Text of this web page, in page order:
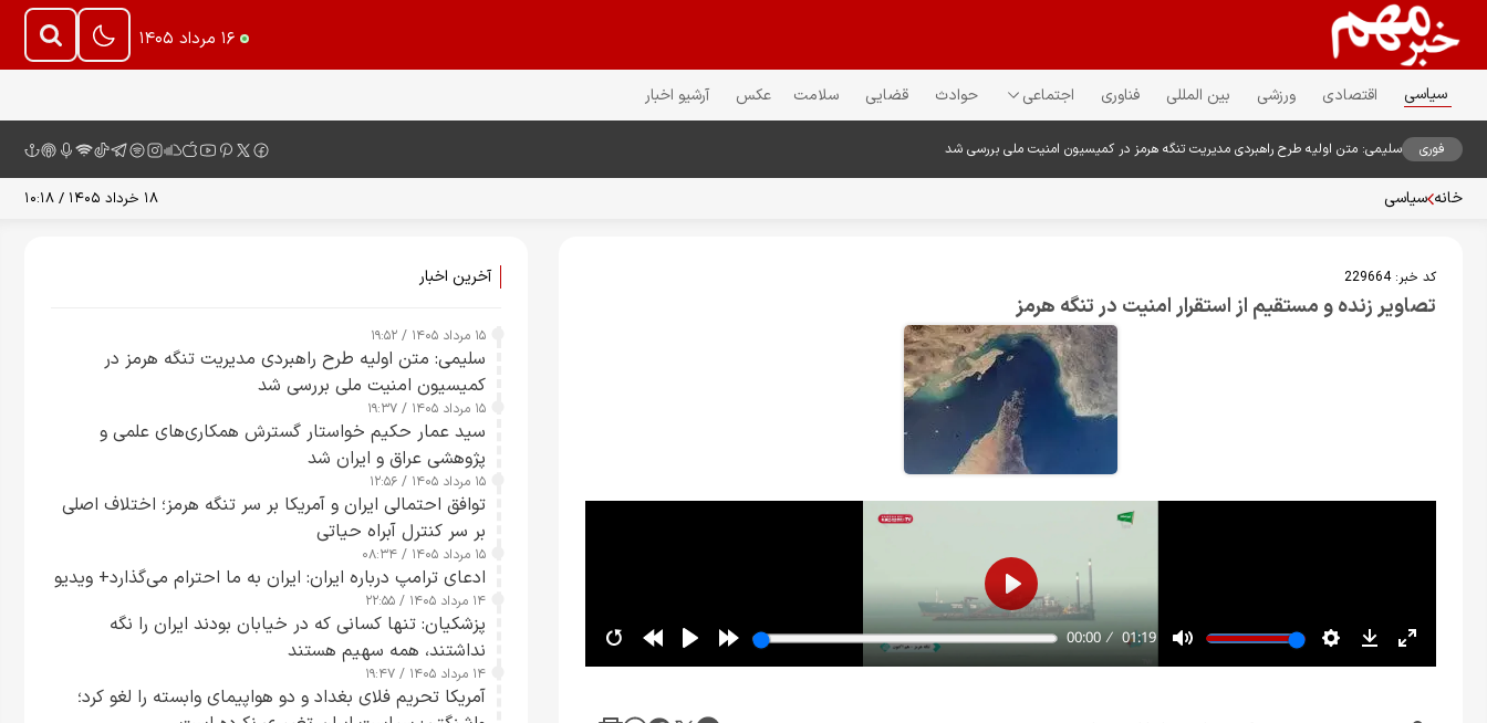
۱۶ مرداد ۱۴۰۵
سیاسی اقتصادی ورزشی بین المللی فناوری اجتماعی حوادث قضایی سلامت عکس آرشیو اخبار
فوری سلیمی: متن اولیه طرح راهبردی مدیریت تنگه هرمز در کمیسیون امنیت ملی بررسی شد
خانه سیاسی ۱۸ خرداد ۱۴۰۵ / ۱۰:۱۸
کد خبر:229664
تصاویر زنده و مستقیم از استقرار امنیت در تنگه هرمز
آخرین اخبار
۱۵ مرداد ۱۴۰۵ / ۱۹:۵۲
سلیمی: متن اولیه طرح راهبردی مدیریت تنگه هرمز در
کمیسیون امنیت ملی بررسی شد
۱۵ مرداد ۱۴۰۵ / ۱۹:۳۷
سید عمار حکیم خواستار گسترش همکاری‌های علمی و
پژوهشی عراق و ایران شد
۱۵ مرداد ۱۴۰۵ / ۱۲:۵۶
توافق احتمالی ایران و آمریکا بر سر تنگه هرمز؛ اختلاف اصلی
بر سر کنترل آبراه حیاتی
۱۵ مرداد ۱۴۰۵ / ۰۸:۳۴
ادعای ترامپ درباره ایران: ایران به ما احترام می‌گذارد+ ویدیو
۱۴ مرداد ۱۴۰۵ / ۲۲:۵۵
پزشکیان: تنها کسانی که در خیابان بودند ایران را نگه
نداشتند، همه سهیم هستند
۱۴ مرداد ۱۴۰۵ / ۱۹:۴۷
آمریکا تحریم فلای بغداد و دو هواپیمای وابسته را لغو کرد؛